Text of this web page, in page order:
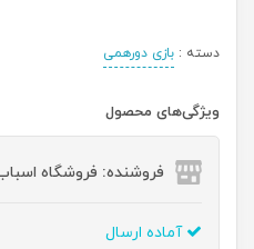
دسته : بازی دورهمی
ویژگی‌های محصول
فروشنده: فروشگاه
آماده ارسال